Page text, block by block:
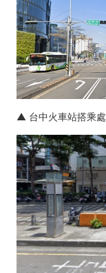
▲ 台中火車站搭乘處